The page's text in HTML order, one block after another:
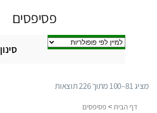
פסיפסים
סינון
מציג 81–100 מתוך 226 תוצאות
ממוין
דף הבית>פסיפסים